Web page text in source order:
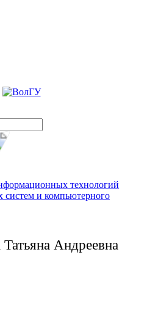
Пожалуйста
технологий
и компьютерного
Андреевна